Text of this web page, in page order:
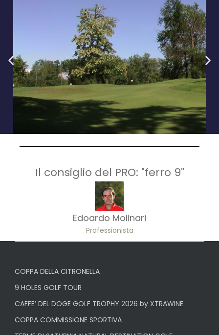
Il consiglio del PRO: "ferro 9"
Edoardo Molinari
Professionista
COPPA DELLA CITRONELLA
9 HOLES GOLF TOUR
CAFFE’ DEL DOGE GOLF TROPHY 2026 by XTRAWINE
COPPA COMMISSIONE SPORTIVA